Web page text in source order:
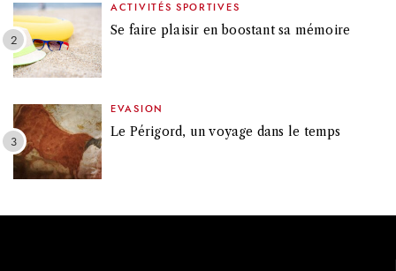
ACTIVITÉS SPORTIVES
Se faire plaisir en boostant sa mémoire
EVASION
Le Périgord, un voyage dans le temps